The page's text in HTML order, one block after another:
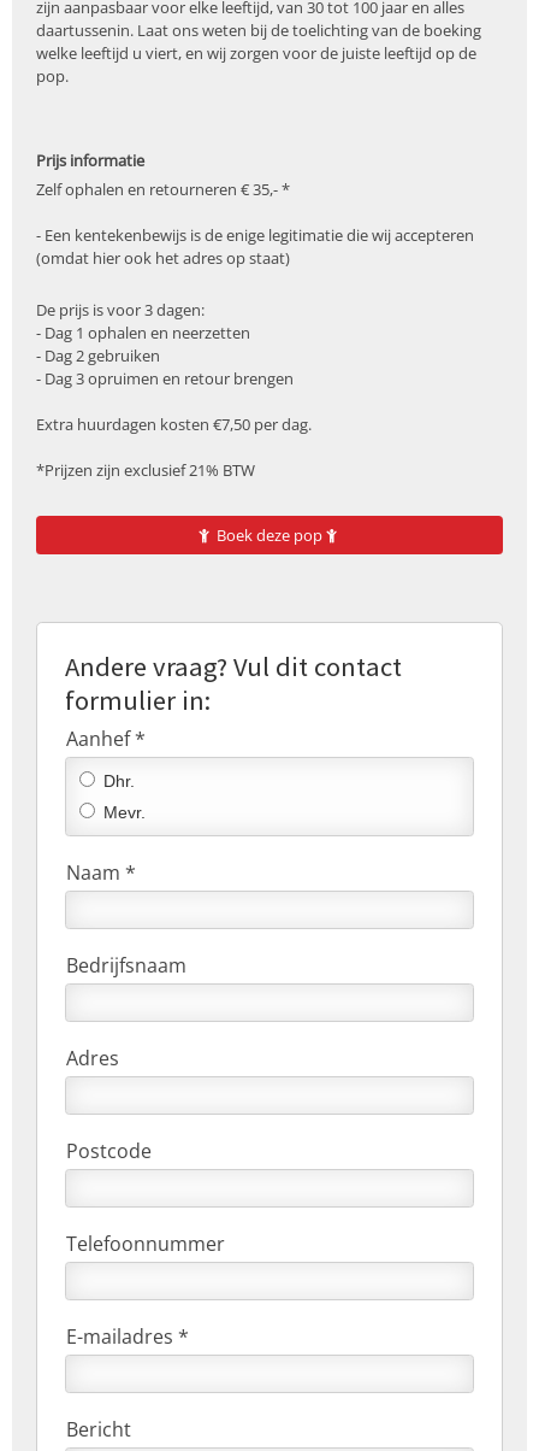
zijn aanpasbaar voor elke leeftijd, van 30 tot 100 jaar en alles
daartussenin. Laat ons weten bij de toelichting van de boeking
welke leeftijd u viert, en wij zorgen voor de juiste leeftijd op de
pop.
Prijs informatie
Zelf ophalen en retourneren € 35,- *
- Een kentekenbewijs is de enige legitimatie die wij accepteren
(omdat hier ook het adres op staat)
De prijs is voor 3 dagen:
- Dag 1 ophalen en neerzetten
- Dag 2 gebruiken
- Dag 3 opruimen en retour brengen
Extra huurdagen kosten €7,50 per dag.
*Prijzen zijn exclusief 21% BTW
Boek deze pop
Andere vraag? Vul dit contact
formulier in:
Aanhef *
Dhr.
Mevr.
Naam *
Bedrijfsnaam
Adres
Postcode
Telefoonnummer
E-mailadres *
Bericht